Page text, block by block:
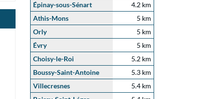
Épinay-sous-Sénart
4.2 km
Athis-Mons
5 km
Orly
5 km
Évry
5 km
Choisy-le-Roi
5.2 km
Boussy-Saint-Antoine
5.3 km
Villecresnes
5.4 km